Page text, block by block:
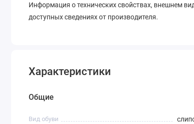
Информация о технических свойствах, внешнем
доступных сведениях от производителя.
Характеристики
Общие
Вид обуви